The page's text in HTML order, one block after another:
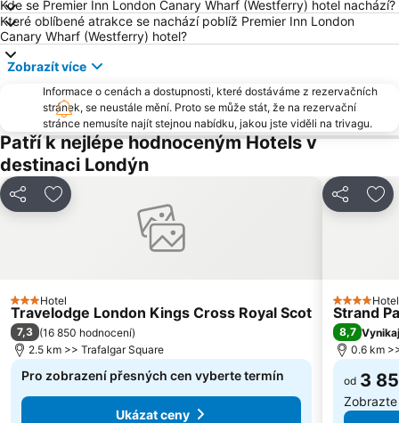
The City
Stanice Paddington
Earls Court
Letiště Londýn City
Stratford Centre
Finsbury Park
Oxford Street
Bloomsbury
Buckinghamský palác
Watford Metro Station
Notting Hill
Londýnské oko
Holloway Road Metro Station
O2 Academy Brixton
Kde se Premier Inn London Canary Wharf (Westferry) hotel nachází?
Které oblíbené atrakce se nachází poblíž Premier Inn London
Canary Wharf (Westferry) hotel?
Zobrazít více
Informace o cenách a dostupnosti, které dostáváme z rezervačních
stránek, se neustále mění. Proto se může stát, že na rezervační
stránce nemusíte najít stejnou nabídku, jakou jste viděli na trivagu.
Patří k nejlépe hodnoceným Hotels v
destinaci Londýn
Sdílet Přidat na seznam oblíbených hotelů
3 Počet hvězdiček
Hotel
Travelodge London Kings Cross Royal Scot
7,3 (16 850 hodnocení)
2.5 km >> Trafalgar Square
Pro zobrazení přesných cen vyberte termín
Ukázat ceny
Sdílet
4 PočetHotel
Strand
8,7
0.6 km
od 3